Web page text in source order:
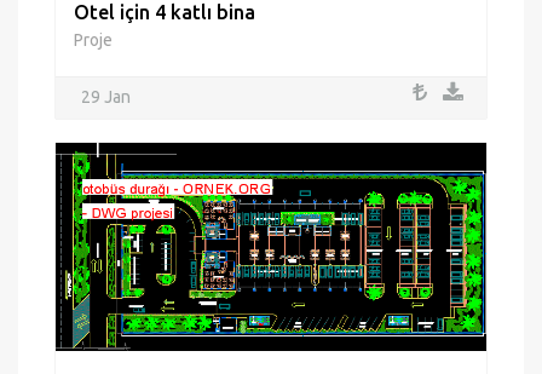
Otel için 4 katlı bina
Proje
29 Jan